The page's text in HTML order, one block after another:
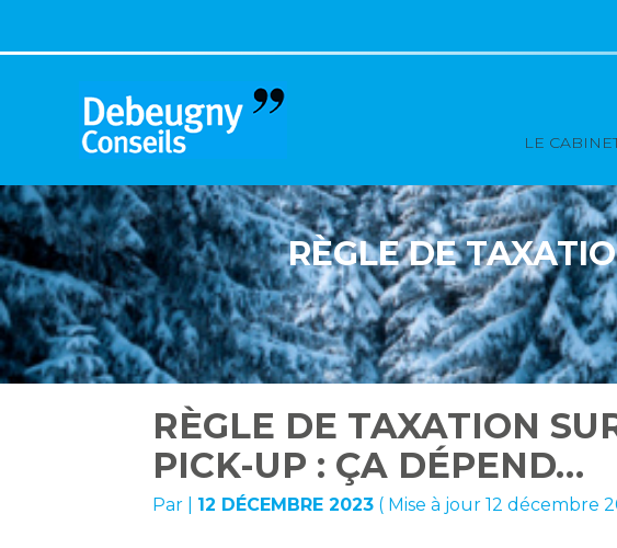
au
contenu
Principal
LE
RÈGLE DE
RÈGLE DE TAXATION
PICK-UP : ÇA DÉPEND…
Par 12 DÉCEMBRE 2023 ( Mise à jour 12 décembre